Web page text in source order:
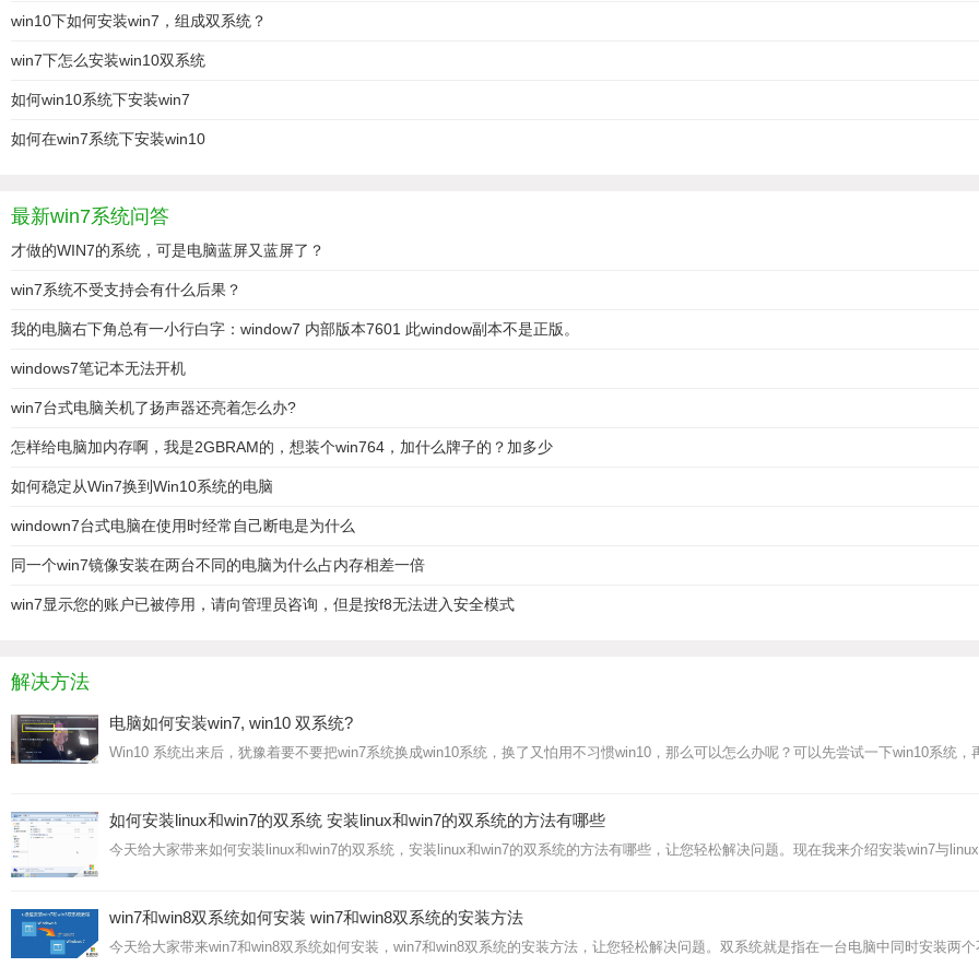
win10下如何安装win7，组成双系统？
win7下怎么安装win10双系统
如何win10系统下安装win7
如何在win7系统下安装win10
最新win7系统问答
才做的WIN7的系统，可是电脑蓝屏又蓝屏了？
win7系统不受支持会有什么后果？
我的电脑右下角总有一小行白字：window7 内部版本7601 此window副本不是正版。
windows7笔记本无法开机
win7台式电脑关机了扬声器还亮着怎么办?
怎样给电脑加内存啊，我是2GBRAM的，想装个win764，加什么牌子的？加多少
如何稳定从Win7换到Win10系统的电脑
windown7台式电脑在使用时经常自己断电是为什么
同一个win7镜像安装在两台不同的电脑为什么占内存相差一倍
win7显示您的账户已被停用，请向管理员咨询，但是按f8无法进入安全模式
解决方法
电脑如何安装win7, win10 双系统?
Win10 系统出来后，犹豫着要不要把win7系统换成win10系统，换了又怕用不习惯win10，那么可以怎么办呢？可以先尝试一下win10系统
如何安装linux和win7的双系统 安装linux和win7的双系统的方法有哪些
今天给大家带来如何安装linux和win7的双系统，安装linux和win7的双系统的方法有哪些，让您轻松解决问题。现在我来介绍安装win7与
win7和win8双系统如何安装 win7和win8双系统的安装方法
今天给大家带来win7和win8双系统如何安装，win7和win8双系统的安装方法，让您轻松解决问题。双系统就是指在一台电脑中同时安装两